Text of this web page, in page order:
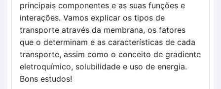
principais componentes e as suas funções e
interações. Vamos explicar os tipos de
transporte através da membrana, os fatores
que o determinam e as características de cada
transporte, assim como o conceito de gradiente
eletroquímico, solubilidade e uso de energia.
Bons estudos!